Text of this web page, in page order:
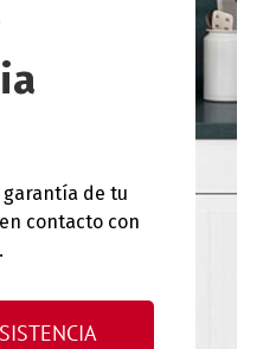
garantía de tu
contacto con